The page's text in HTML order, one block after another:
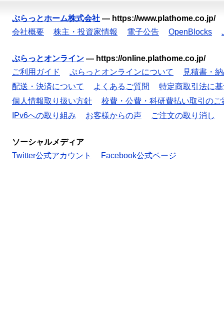
ぷらっとホーム株式会社 — https://www.plathome.co.jp/
会社概要
株主・投資家情報 電子公告 OpenBlocks
ぷらっとオンライン — https://online.plathome.co.jp/
ご利用ガイド
ぷらっとオンラインについて
見積書・
配送・決済について
よくあるご質問
特定商取引法に
個人情報取り扱い方針
校費・公費・科研費払い取引のご
IPv6への取り組み
お客様からの声 ご注文の取り消し
ソーシャルメディア
Twitter公式アカウント
Facebook公式ページ